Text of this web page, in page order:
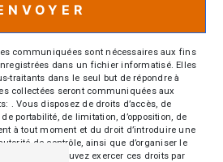
communiquées sont nécessaires aux fins
dans un fichier informatisé. Elles
traitants dans le seul but de répondre à
collectées seront communiquées aux
. Vous disposez de droits d’accès, de
portabilité, de limitation, d’opposition, de
à tout moment et du droit d’introduire une
de contrôle, ainsi que d’organiser le
Vous pouvez exercer ces droits par